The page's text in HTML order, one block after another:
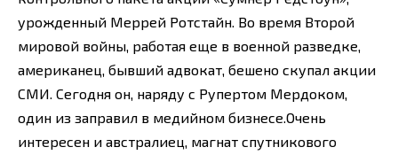
урожденный Меррей Ротстайн. Во время Второй
мировой войны, работая еще в военной разведке,
американец, бывший адвокат, бешено скупал акции
СМИ. Сегодня он, наряду с Рупертом Мердоком,
один из заправил в медийном бизнесе.Очень
интересен и австралиец, магнат спутникового